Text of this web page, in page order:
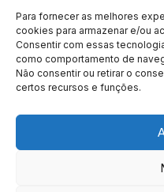
Para fornecer as melhores
cookies para armazenar e/ou
Consentir com essas
como comportamento de
Não consentir ou retirar o
certos recursos e funções.
Contacto
Submete a Tua Música
Publicidade
Apoiar o Projeto
Política de Privacidade